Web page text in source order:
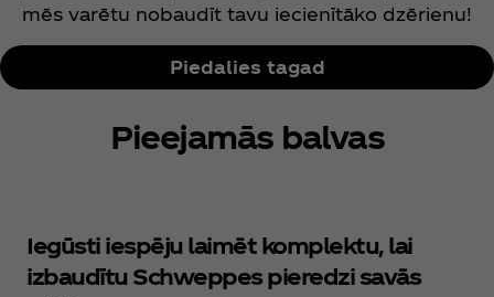
mēs varētu nobaudīt tavu iecienītāko dzērienu!
Piedalies tagad
Pieejamās balvas
Iegūsti iespēju laimēt komplektu, lai
izbaudītu Schweppes pieredzi savās